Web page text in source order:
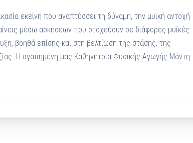
εκείνη που αναπτύσσει τη δύναμη, την μυϊκή αντοχή
μέσω ασκήσεων που στοχεύουν σε διάφορες μυϊκές
βοηθά επίσης και στη βελτίωση της στάσης, της
Η αγαπημένη μας Καθηγήτρια Φυσικής Αγωγής Μάντη